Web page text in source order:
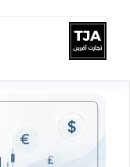
پرش
به